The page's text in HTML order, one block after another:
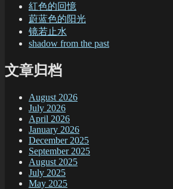
紅色的回憶
蔚蓝色的阳光
镜若止水
shadow from the past
文章归档
August 2026
July 2026
April 2026
January 2026
December 2025
September 2025
August 2025
July 2025
May 2025